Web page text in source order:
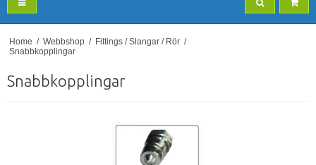
Home / Webbshop / Fittings / Slangar / Rör /
Snabbkopplingar
Snabbkopplingar